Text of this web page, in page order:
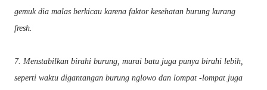
gemuk dia malas berkicau karena faktor kesehatan burung kurang
fresh.
7. Menstabilkan birahi burung, murai batu juga punya birahi lebih,
seperti waktu digantangan burung nglowo dan lompat -lompat juga